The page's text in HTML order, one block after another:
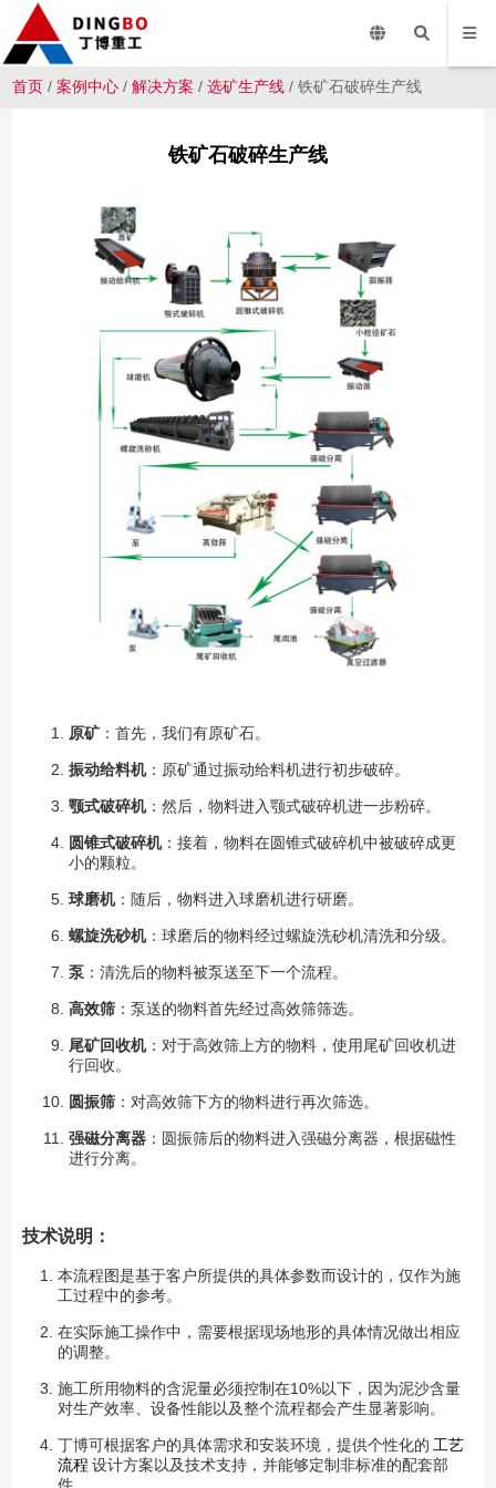
首页 /案例中心 /解决方案 /选矿生产线 / 铁矿石破碎生产线
铁矿石破碎生产线
原矿：首先，我们有原矿石。
振动给料机：原矿通过振动给料机进行初步破碎。
颚式破碎机：然后，物料进入颚式破碎机进一步粉碎。
圆锥式破碎机：接着，物料在圆锥式破碎机中被破碎成更
小的颗粒。
球磨机：随后，物料进入球磨机进行研磨。
螺旋洗砂机：球磨后的物料经过螺旋洗砂机清洗和分级。
泵：清洗后的物料被泵送至下一个流程。
高效筛：泵送的物料首先经过高效筛筛选。
尾矿回收机：对于高效筛上方的物料，使用尾矿回收机进
行回收。
圆振筛：对高效筛下方的物料进行再次筛选。
强磁分离器：圆振筛后的物料进入强磁分离器，根据磁性
进行分离。
技术说明：
本流程图是基于客户所提供的具体参数而设计的，仅作为施
工过程中的参考。
在实际施工操作中，需要根据现场地形的具体情况做出相应
的调整。
施工所用物料的含泥量必须控制在10%以下，因为泥沙含量
对生产效率、设备性能以及整个流程都会产生显著影响。
丁博可根据客户的具体需求和安装环境，提供个性化的 工艺
流程 设计方案以及技术支持，并能够定制非标准的配套部